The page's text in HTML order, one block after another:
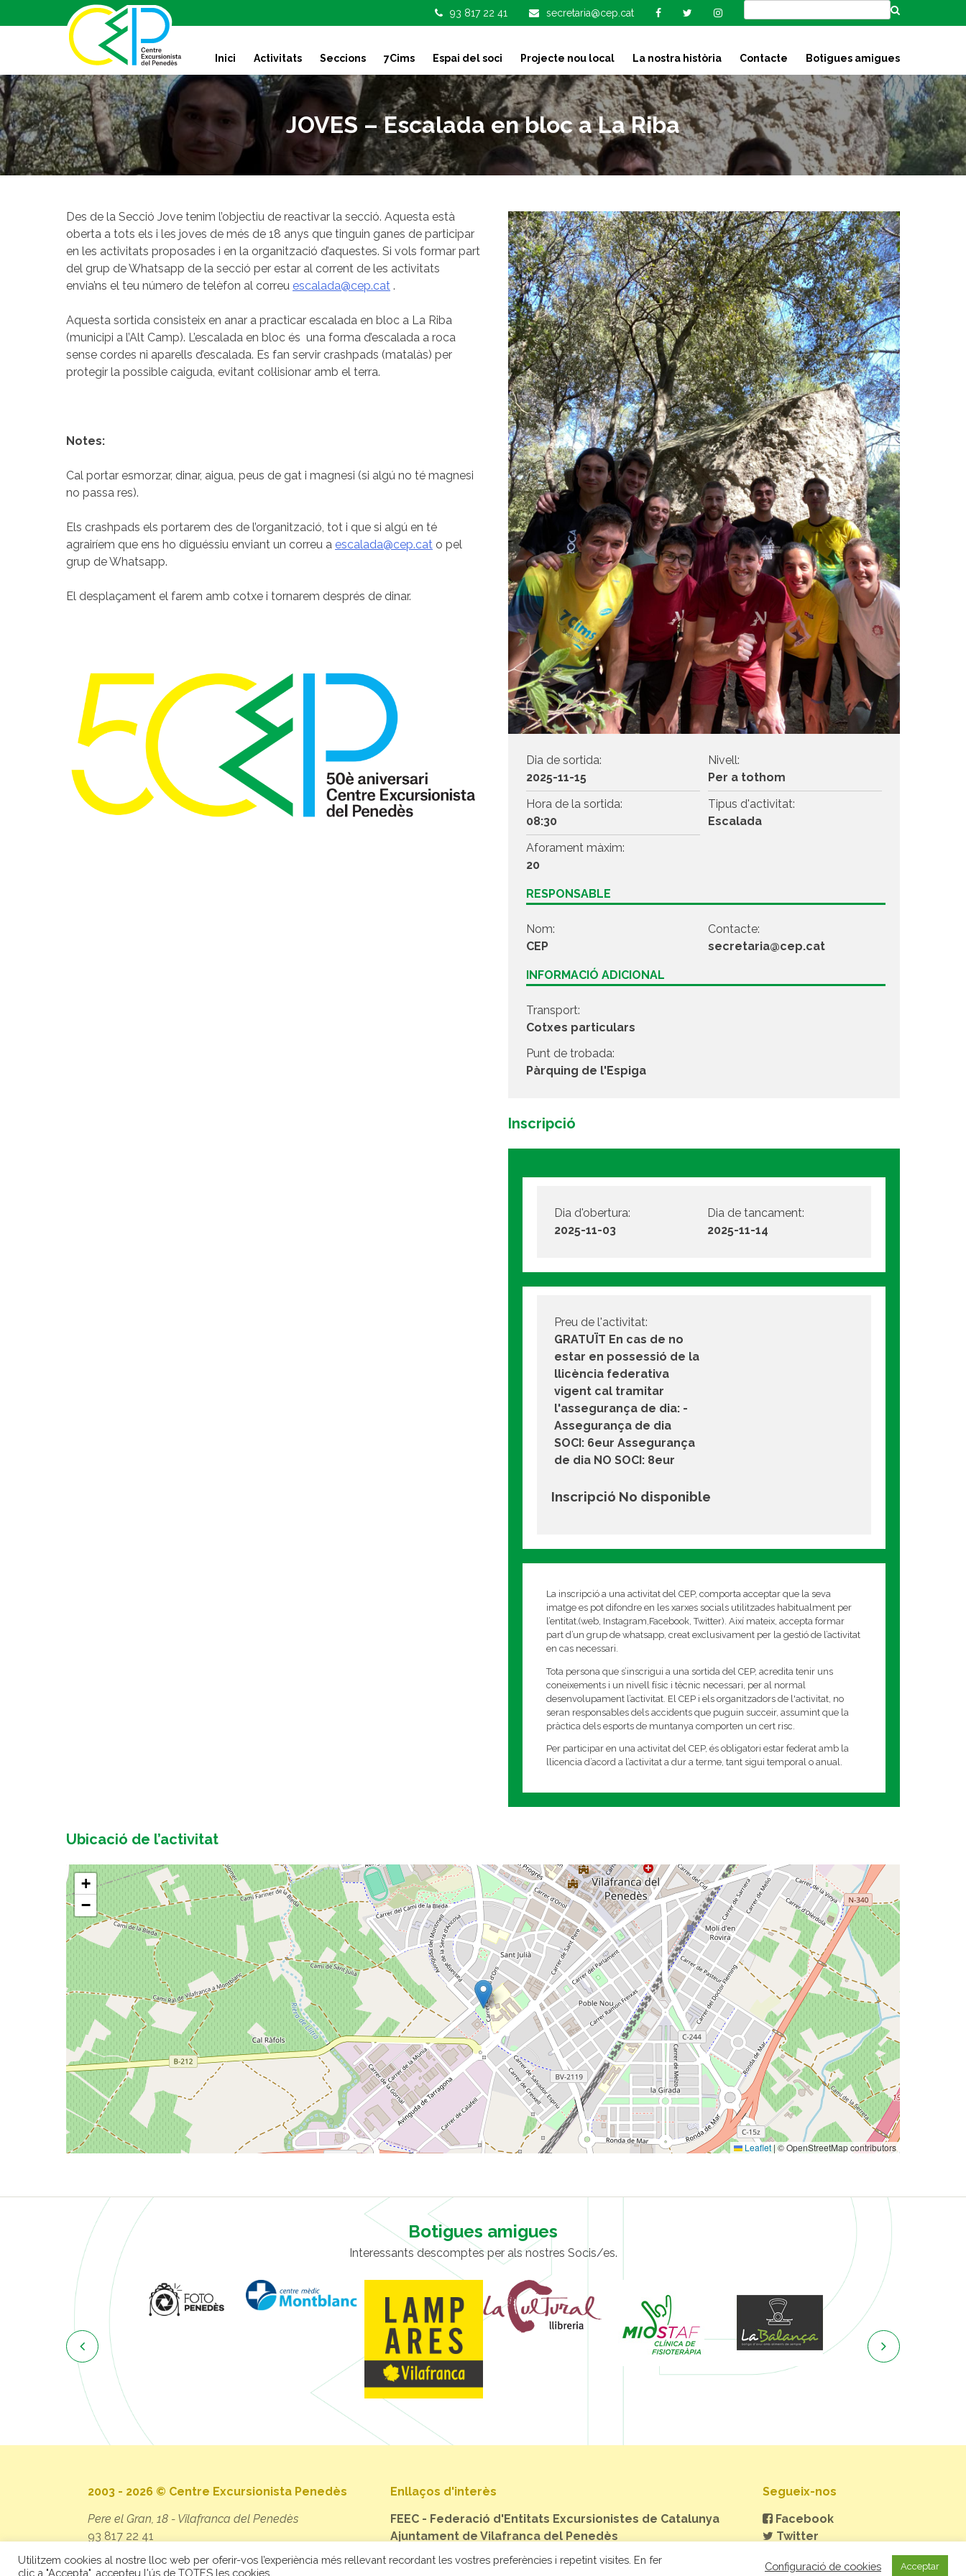
k
t
o
c
o
n
t
93 817 22 41 secretaria@cep.cat
Inici Activitats Seccions 7Cims Espai del soci Projecte nou local La nostra història Contacte Botigues amigues
JOVES – Escalada en bloc a La Riba
Des de la Secció Jove tenim l’objectiu de reactivar la secció. Aquesta està
oberta a tots els i les joves de més de 18 anys que tinguin ganes de participar
en les activitats proposades i en la organització d’aquestes. Si vols formar part
del grup de Whatsapp de la secció per estar al corrent de les activitats
envia’ns el teu número de telèfon al correu escalada@cep.cat .
Aquesta sortida consisteix en anar a practicar escalada en bloc a La Riba
(municipi a l’Alt Camp). L’escalada en bloc és una forma d’escalada a roca
sense cordes ni aparells d’escalada. Es fan servir crashpads (matalàs) per
protegir la possible caiguda, evitant col·lisionar amb el terra.
Notes:
Cal portar esmorzar, dinar, aigua, peus de gat i magnesi (si algú no té magnesi
no passa res).
Els crashpads els portarem des de l’organització, tot i que si algú en té
agrairíem que ens ho diguéssiu enviant un correu a escalada@cep.cat o pel
grup de Whatsapp.
El desplaçament el farem amb cotxe i tornarem després de dinar.
Dia de sortida:
2025-11-15
Nivell:
Per a tothom
Hora de la sortida:
08:30
Tipus d'activitat:
Escalada
Aforament màxim:
20
RESPONSABLE
Nom:
CEP
Contacte:
secretaria@cep.cat
INFORMACIÓ ADICIONAL
Transport:
Cotxes particulars
Punt de trobada:
Pàrquing de l'Espiga
Inscripció
Dia d'obertura:
2025-11-03
Dia de tancament:
2025-11-14
Preu de l'activitat:
GRATUÏT En cas de no
estar en possessió de la
llicència federativa
vigent cal tramitar
l'assegurança de dia: -
Assegurança de dia
SOCI: 6eur Assegurança
de dia NO SOCI: 8eur
Inscripció No disponible
La inscripció a una activitat del CEP, comporta acceptar que la seva
imatge es pot difondre en les xarxes socials utilitzades habitualment per
l’entitat.(web, Instagram,Facebook, Twitter). Així mateix, accepta formar
part d’un grup de whatsapp, creat exclusivament per la gestió de l’activitat
en cas necessari.
Tota persona que s’inscrigui a una sortida del CEP, acredita tenir uns
coneixements i un nivell físic i tècnic necessari, per al normal
desenvolupament l’activitat. El CEP i els organitzadors de l'activitat, no
seran responsables dels accidents que puguin succeir, assumint que la
pràctica dels esports de muntanya comporten un cert risc.
Per participar en una activitat del CEP, és obligatori estar federat amb la
llicencia d’acord a l’activitat a dur a terme, tant sigui temporal o anual.
Ubicació de l’activitat
+
−
Leaflet | © OpenStreetMap contributors
Botigues amigues
Interessants descomptes per als nostres Socis/es.
 
2003 - 2026 © Centre Excursionista Penedès
Pere el Gran, 18 - Vilafranca del Penedès
93 817 22 41
secretaria@cep.cat
Enllaços d'interès
FEEC - Federació d'Entitats Excursionistes de Catalunya
Ajuntament de Vilafranca del Penedès
Segueix-nos
Facebook
Twitter
Utilitzem cookies al nostre lloc web per oferir-vos l’experiència més rellevant recordant les vostres preferències i repetint visites. En fer
clic a "Accepta", accepteu l'ús de TOTES les cookies.
Configuració de cookies Acceptar